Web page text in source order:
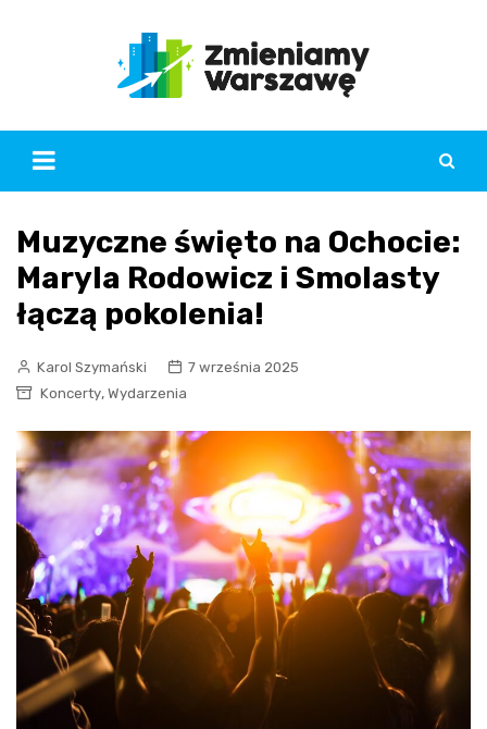
Muzyczne święto na Ochocie:
Maryla Rodowicz i Smolasty
łączą pokolenia!
Karol Szymański
7 września 2025
Koncerty, Wydarzenia